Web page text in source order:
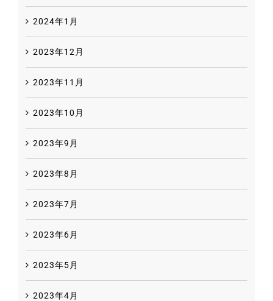
2024年1月
2023年12月
2023年11月
2023年10月
2023年9月
2023年8月
2023年7月
2023年6月
2023年5月
2023年4月